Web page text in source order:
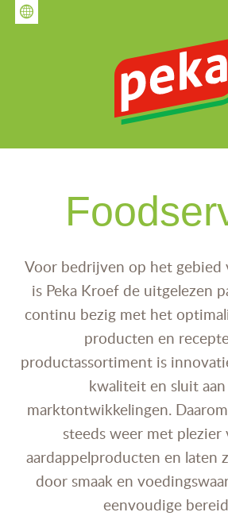
Overslaan
HAUPTNAVIGATION
Voor bedrijven op het gebied
is Peka Kroef de uitgelezen
continu bezig met het
producten en
productassortiment is
kwaliteit en sluit
marktontwikkelingen.
steeds weer met plezier
aardappelproducten en laten
door smaak en
eenvoudige